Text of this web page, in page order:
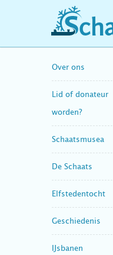
Over ons
Lid of donateur
worden?
Schaatsmusea
De Schaats
Elfstedentocht
Geschiedenis
IJsbanen